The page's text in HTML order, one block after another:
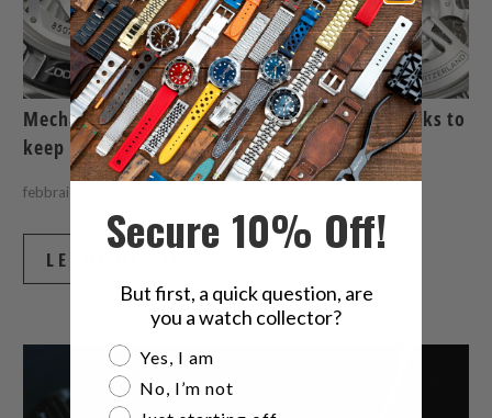
Mechanical watches maintenance, tips and tricks to
keep in mind
febbraio 04, 2026
LEGGI DI PIÙ
Secure 10% Off!
But first, a quick question, are
you a watch collector?
Are you a watch collector?
Yes, I am
No, I’m not